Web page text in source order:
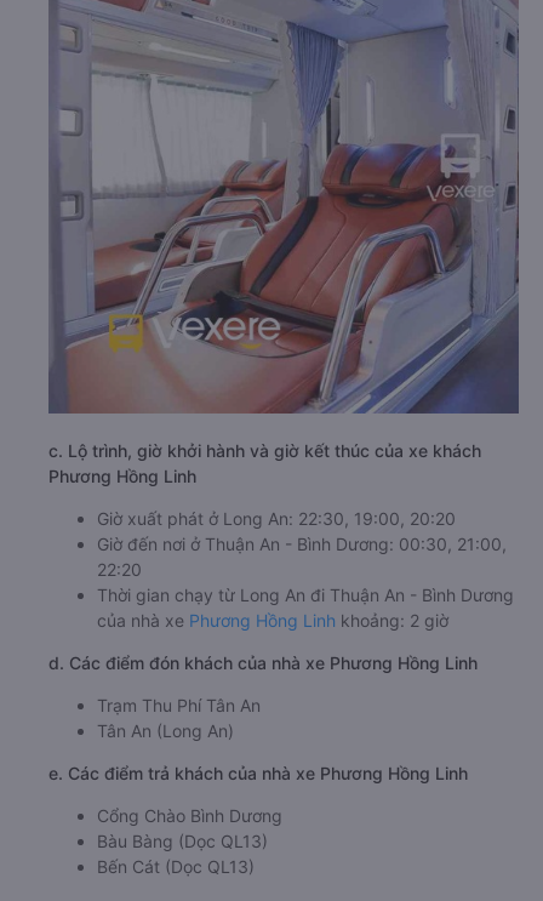
c. Lộ trình, giờ khởi hành và giờ kết thúc của xe khách
Phương Hồng Linh
Giờ xuất phát ở Long An: 22:30, 19:00, 20:20
Giờ đến nơi ở Thuận An - Bình Dương: 00:30, 21:00,
22:20
Thời gian chạy từ Long An đi Thuận An - Bình Dương
của nhà xe Phương Hồng Linh khoảng: 2 giờ
d. Các điểm đón khách của nhà xe Phương Hồng Linh
Trạm Thu Phí Tân An
Tân An (Long An)
e. Các điểm trả khách của nhà xe Phương Hồng Linh
Cổng Chào Bình Dương
Bàu Bàng (Dọc QL13)
Bến Cát (Dọc QL13)